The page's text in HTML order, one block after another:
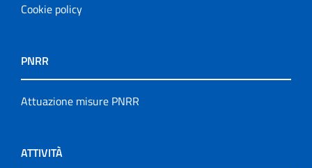
Cookie policy
PNRR
Attuazione misure PNRR
ATTIVITÀ